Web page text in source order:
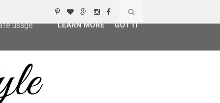
agent
usage
LEARN MORE GOT IT